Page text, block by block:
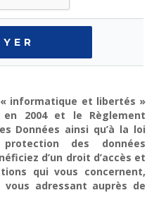
informatique et libertés »
2004 et le Règlement
Données ainsi qu’à la loi
des données
d’un droit d’accès et
qui vous concernent,
adressant auprès de